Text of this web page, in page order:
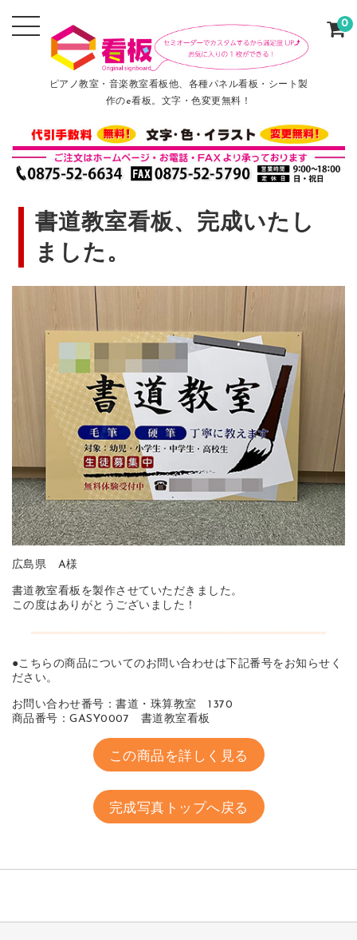
ピアノ教室・音楽教室看板他、各種パネル看板・シート製
作のe看板。文字・色変更無料！
0
書道教室看板、完成いたし
ました。
広島県 A様
書道教室看板を製作させていただきました。
この度はありがとうございました！
●こちらの商品についてのお問い合わせは下記番号をお知らせく
ださい。
お問い合わせ番号：書道・珠算教室 1370
商品番号：GASY0007 書道教室看板
この商品を詳しく見る
完成写真トップへ戻る